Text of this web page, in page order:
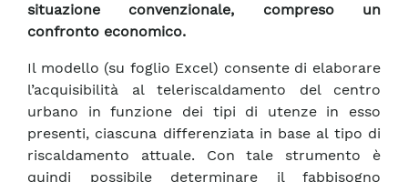
situazione convenzionale, compreso un
confronto economico.
Il modello (su foglio Excel) consente di elaborare
l’acquisibilità al teleriscaldamento del centro
urbano in funzione dei tipi di utenze in esso
presenti, ciascuna differenziata in base al tipo di
riscaldamento attuale. Con tale strumento è
quindi possibile determinare il fabbisogno